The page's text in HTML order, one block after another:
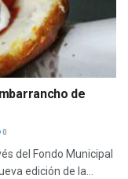
de
0
del Fondo Municipal
edición de la...